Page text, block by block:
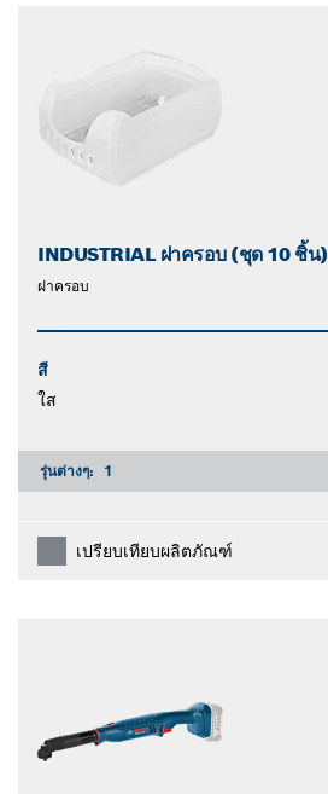
INDUSTRIAL ฝาครอบ (ชุด 10 ชิ้น)
ฝาครอบ
สี
ใส
รุ่นต่างๆ: 1
เปรียบเทียบผลิตภัณฑ์